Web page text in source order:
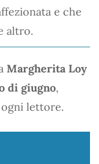
e che
altro.
Margherita Loy
di giugno,
lettore.